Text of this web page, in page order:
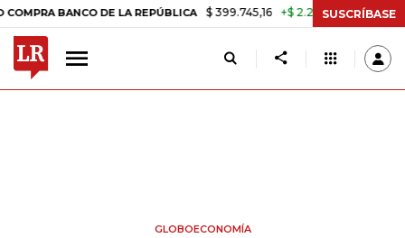
BANCO DE LA REPÚBLICA $ 399.745,16 +$ 2.295,71 +0,58% TASA
SUSCRÍBASE
GLOBOECONOMÍA